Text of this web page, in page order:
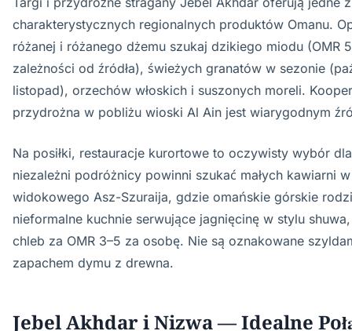
charakterystycznych regionalnych produktów Omanu.
różanej i różanego dżemu szukaj dzikiego miodu (OMR
zależności od źródła), świeżych granatów w sezonie
listopad), orzechów włoskich i suszonych moreli.
przydrożna w pobliżu wioski Al Ain jest wiarygodnym
Na posiłki, restauracje kurortowe to oczywisty wybór
niezależni podróżnicy powinni szukać małych kawiarni
widokowego Asz-Szuraija, gdzie omańskie górskie
nieformalne kuchnie serwujące jagnięcinę w stylu
chleb za OMR 3–5 za osobę. Nie są oznakowane
zapachem dymu z drewna.
Jebel Akhdar i Nizwa — Idealne